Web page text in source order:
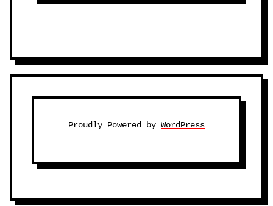
Proudly Powered by WordPress